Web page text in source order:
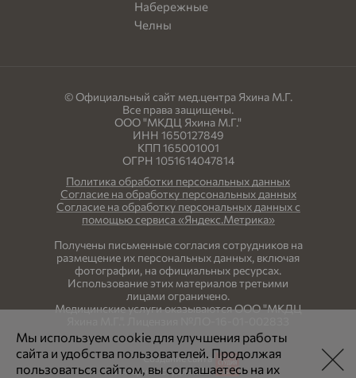
© Официальный сайт мед.центра Яхина М.Г.
Все права защищены.
ООО "МКДЦ Яхина М.Г."
ИНН 1650127849
КПП 165001001
ОГРН 1051614047814
Политика обработки персональных данных
Согласие на обработку персональных данных
Согласие на обработку персональных данных с
помощью сервиса «Яндекс.Метрика»
Получены письменные согласия сотрудников на
размещение их персональных данных, включая
фотографии, на официальных ресурсах.
Использование этих материалов третьими
лицами ограничено.
Медицинские услуги оказываются ООО "МКДЦ
Создание сайта
Интернет-студия LELI
Мы используем cookie для улучшения работы
сайта и удобства пользователей. Продолжая
пользоваться сайтом, вы соглашаетесь на их